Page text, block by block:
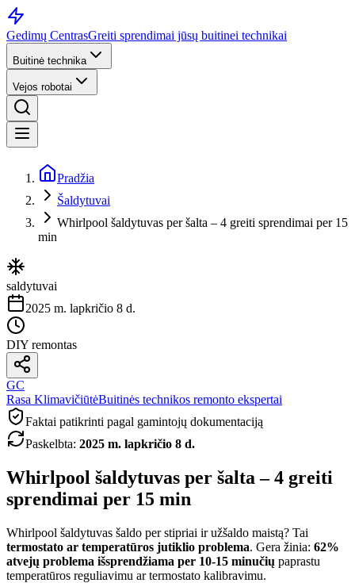
Gedimų CentrasGreiti sprendimai jūsų buitinei technikai
Buitinė technika
Vejos robotai
Pradžia
Šaldytuvai
Whirlpool šaldytuvas per šalta – 4 greiti sprendimai per 15
min
saldytuvai
2025 m. lapkričio 8 d.
DIY remontas
GC
Rasa KlimavičiūtėBuitinės technikos remonto ekspertai
Faktai patikrinti pagal gamintojų dokumentaciją
Paskelbta: 2025 m. lapkričio 8 d.
Whirlpool šaldytuvas per šalta – 4 greiti
sprendimai per 15 min
Whirlpool šaldytuvas šaldo per stipriai ir užšaldo maistą? Tai
termostato ar temperatūros jutiklio problema. Gera žinia: 62%
atvejų problema išsprendžiama per 10-15 minučių paprastu
temperatūros reguliavimu ar termostato kalibravimu.